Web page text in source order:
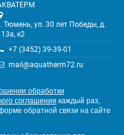
Тюмень, ул. 30 лет Победы, д.
к2
+7 (3452) 39-39-01
mail@aquatherm72.ru
обработки
соглашения каждый раз,
обратной связи на сайте